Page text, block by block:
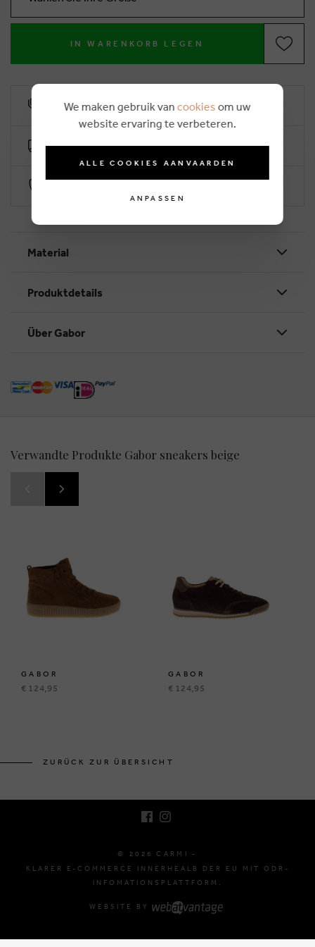
IN WARENKORB LEGEN
10% Treuerabatt
Kostenlose Lieferung ab €50 (2-4 Arbeitstage)
Material
Produktdetails
Über Gabor
Verwandte Produkte Gabor sneakers beige
GABOR
€ 124,95
GABOR
€ 124,95
ZURÜCK ZUR ÜBERSICHT
© 2026 CARMI -
KLARER E-COMMERCE INNERHEALB DER EU MIT ODR-
INFOMATIONSPLATTFORM.
WEBSITE BY
We maken gebruik van cookies om uw
website ervaring te verbeteren.
ALLE COOKIES AANVAARDEN
ANPASSEN